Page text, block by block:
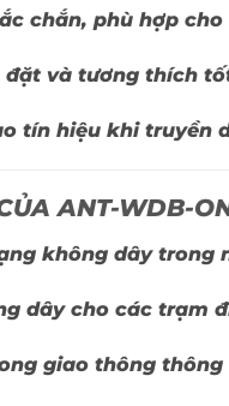
chắn, phù hợp
đặt và tương thích
tín hiệu khi truyền
ANT-WDB-
không dây trong
dây cho các trạm
giao thông